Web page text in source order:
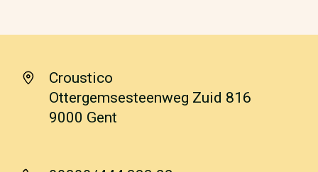
Croustico
Ottergemsesteenweg Zuid 816
9000 Gent